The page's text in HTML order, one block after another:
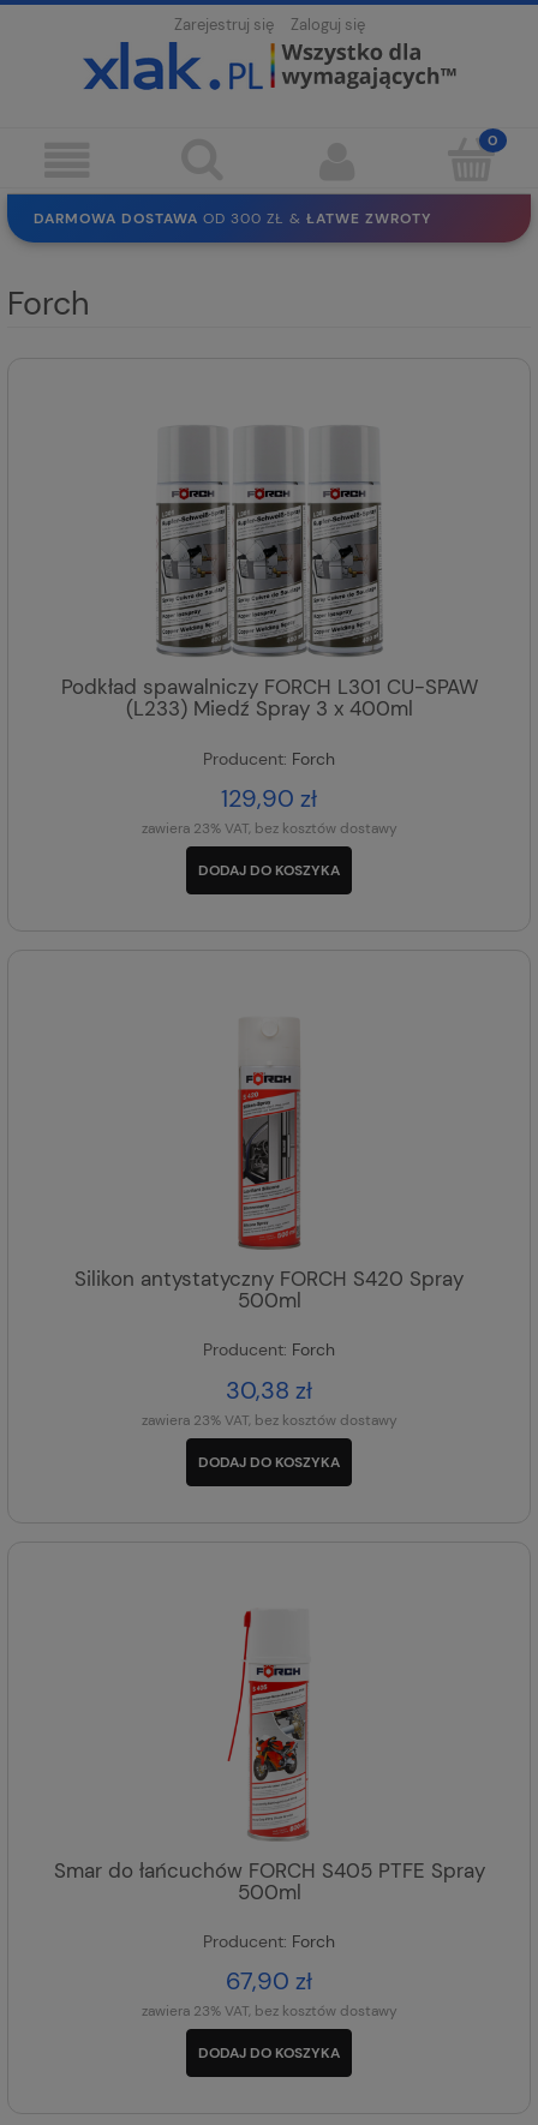
Zarejestruj się Zaloguj się
DARMOWA DOSTAWA OD 300 ZŁ & ŁATWE ZWROTY
SOLIDNE EKO PAKOWANIE
Forch
Podkład spawalniczy FORCH L301 CU-SPAW
(L233) Miedź Spray 3 x 400ml
Producent: Forch
129,90 zł
zawiera 23% VAT, bez kosztów dostawy
DODAJ DO KOSZYKA
Silikon antystatyczny FORCH S420 Spray
500ml
Producent: Forch
30,38 zł
zawiera 23% VAT, bez kosztów dostawy
DODAJ DO KOSZYKA
Smar do łańcuchów FORCH S405 PTFE Spray
500ml
Producent: Forch
67,90 zł
zawiera 23% VAT, bez kosztów dostawy
DODAJ DO KOSZYKA